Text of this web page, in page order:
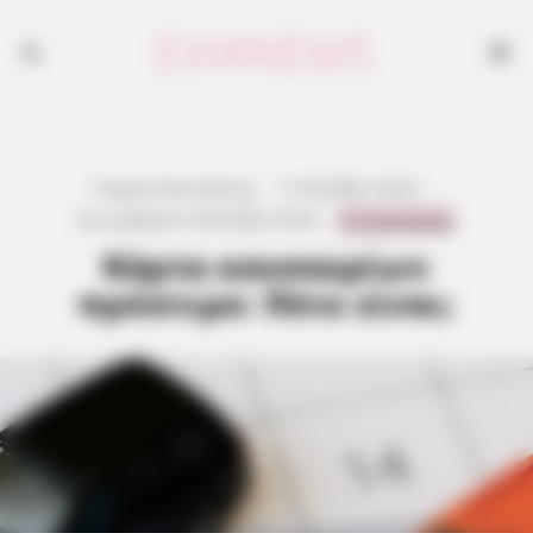
Κάρτα καυσαερίων
πρόστιμο: Πότε είναι;